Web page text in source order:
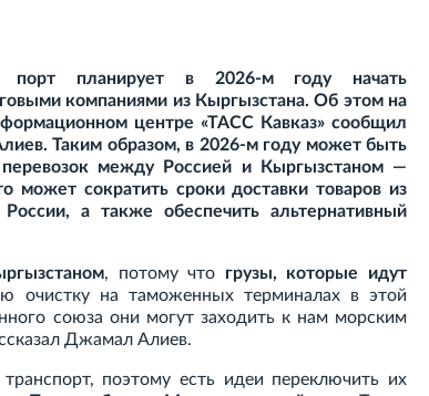
порт планирует в 2026-м году начать
компаниями из Кыргызстана. Об этом на
центре «ТАСС Кавказ» сообщил
Таким образом, в 2026-м году может быть
между Россией и Кыргызстаном —
может сократить сроки доставки товаров из
а также обеспечить альтернативный
, потому что грузы, которые идут
очистку на таможенных терминалах в этой
союза они могут заходить к нам морским
Джамал Алиев.
поэтому есть идеи переключить их